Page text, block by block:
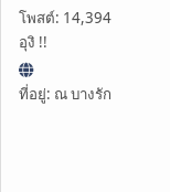
โพสต์: 14,394
อุงิ !!
ที่อยู่: ณ บางรัก